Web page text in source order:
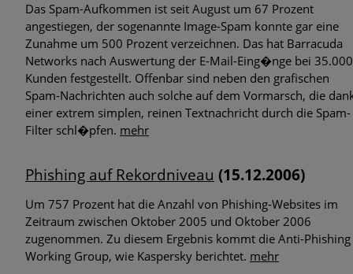
Das Spam-Aufkommen ist seit August um 67 Prozent
angestiegen, der sogenannte Image-Spam konnte gar eine
Zunahme um 500 Prozent verzeichnen. Das hat Barracuda
Networks nach Auswertung der E-Mail-Eing�nge bei 35.000
Kunden festgestellt. Offenbar sind neben den grafischen
Spam-Nachrichten auch solche auf dem Vormarsch, die
einer extrem simplen, reinen Textnachricht durch die Spam-
Filter schl�pfen. mehr
Phishing auf Rekordniveau (15.12.2006)
Um 757 Prozent hat die Anzahl von Phishing-Websites im
Zeitraum zwischen Oktober 2005 und Oktober 2006
zugenommen. Zu diesem Ergebnis kommt die Anti-Phishing
Working Group, wie Kaspersky berichtet. mehr